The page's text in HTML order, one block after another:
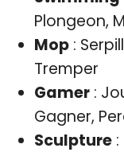
Plongeon,
Mop:
Tremper
Gamer:
Gagner,
Sculpture: